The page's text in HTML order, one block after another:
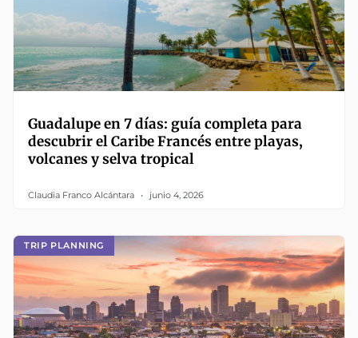
Guadalupe en 7 días: guía completa para
descubrir el Caribe Francés entre playas,
volcanes y selva tropical
Claudia Franco Alcántara junio 4, 2026
TRIP PLANNING